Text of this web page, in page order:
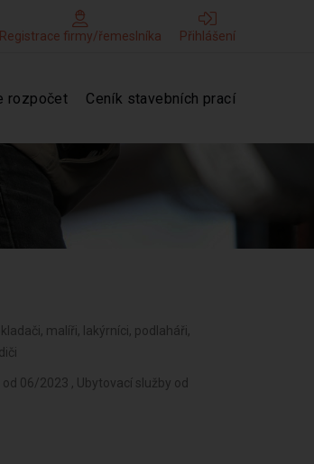
Registrace firmy/řemeslníka Přihlášení
rozpočet Ceník stavebních prací
malíři, lakýrníci, podlaháři,
06/2023 , Ubytovací služby od